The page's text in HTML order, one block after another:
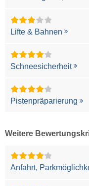
Lifte & Bahnen
Schneesicherheit
Pistenpräparierung
Weitere
Anfahrt,